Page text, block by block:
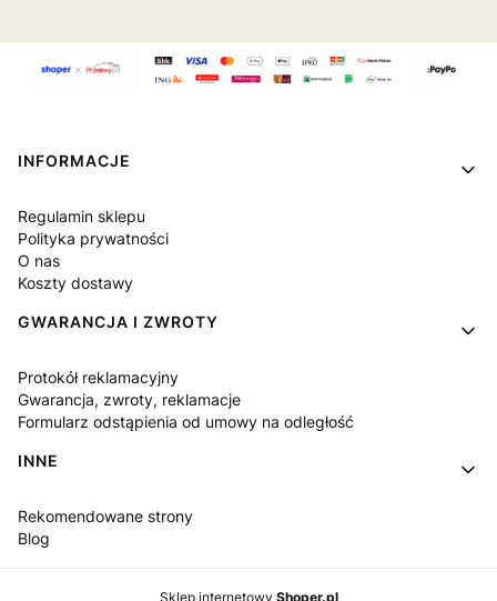
Linki w stopce
INFORMACJE
Regulamin sklepu
Polityka prywatności
O nas
Koszty dostawy
GWARANCJA I ZWROTY
Protokół reklamacyjny
Gwarancja, zwroty, reklamacje
Formularz odstąpienia od umowy na odległość
INNE
Rekomendowane strony
Blog
Sklep internetowy Shoper.pl